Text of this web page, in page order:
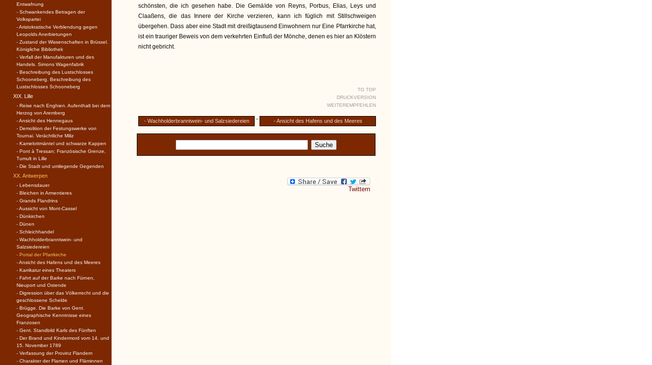
schönsten, die ich gesehen habe. Die Gemälde von Reyns, Porbus, Elias, Leys und
Claaßens, die das Innere der Kirche verzieren, kann ich füglich mit Stillschweigen
übergehen. Dass aber eine Stadt mit dreißigtausend Einwohnern nur Eine Pfarrkirche hat,
ist ein trauriger Beweis von dem verkehrten Einfluß der Mönche, denen es hier an Klöstern
nicht gebricht.
TO TOP
DRUCKVERSION
WEITEREMPFEHLEN
- Wachholderbranntwein- und Salzsiedereien - - Ansicht des Hafens und des Meeres
Twittern
Entwafnung
- Schwankendes Betragen der
Volkspartei
- Aristokratische Verblendung gegen
Leopolds Anerbietungen
- Zustand der Wissenschaften in Brüssel.
Königliche Bibliothek
- Verfall der Manufakturen und des
Handels. Simons Wagenfabrik
- Beschreibung des Lustschlosses
Schooneberg. Beschreibung des
Lustschlosses Schooneberg
XIX. Lille
- Reise nach Enghien. Aufenthalt bei dem
Herzog von Aremberg
- Ansicht des Hennegaus
- Demolition der Festungswerke von
Tournai. Verächtliche Miliz
- Kamelottmäntel und schwarze Kappen
- Pont à Tressan; Französische Grenze,
Tumult in Lille
- Die Stadt und umliegende Gegenden
XX. Antwerpen
- Lebensdauer
- Bleichen in Armentieres
- Grands Flandrins
- Aussicht von Mont-Cassel
- Dünkirchen
- Dünen
- Schleichhandel
- Wachholderbranntwein- und
Salzsiedereien
- Portal der Pfarrkirche
- Ansicht des Hafens und des Meeres
- Karrikatur eines Theaters
- Fahrt auf der Barke nach Fürnen,
Nieuport und Ostende
- Digression über das Völkerrecht und die
geschlossene Schelde
- Brügge. Die Barke von Gent.
Geographische Kenntnisse eines
Franzosen
- Gent. Standbild Karls des Fünften
- Der Brand und Kindermord vom 14. und
15. November 1789
- Verfassung der Provinz Flandern
- Charakter der Flamen und Fläminnen